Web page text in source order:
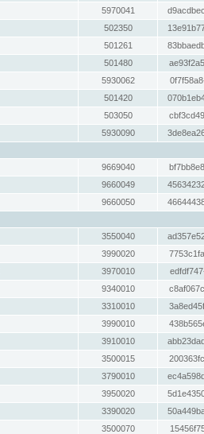
5970041
502350
501261
501480
5930062
501420
503050
5930090
9669040
9660049
9660050
3550040
3990020
3970010
9340010
3310010
3990010
3910010
3500015
3790010
3950020
3390020
3500070